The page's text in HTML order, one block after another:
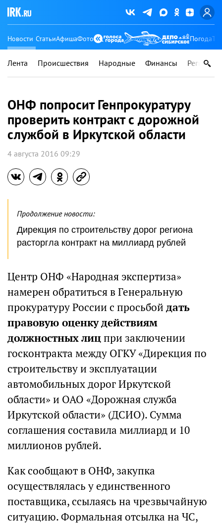
Новости СтатьиАфишаФото Погода
Лента Происшествия Народные Финансы Регионы
ОНФ попросит Генпрокуратуру
проверить контракт с дорожной
службой в Иркутской области
4 августа 2016 09:29
Продолжение новости:
Дирекция по строительству дорог региона
расторгла контракт на миллиард рублей
Центр ОНФ «Народная экспертиза»
намерен обратиться в Генеральную
прокуратуру России с просьбой дать
правовую оценку действиям
должностных лицпри заключении
госконтракта между ОГКУ «Дирекция по
строительству и эксплуатации
автомобильных дорог Иркутской
области» и ОАО «Дорожная служба
Иркутской области» (ДСИО). Сумма
соглашения составила миллиард и 10
миллионов рублей.
Как сообщают в ОНФ, закупка
осуществлялась у единственного
поставщика, ссылаясь на чрезвычайную
ситуацию. Формальная отсылка на ЧС,